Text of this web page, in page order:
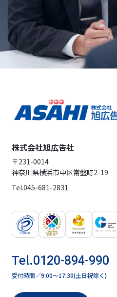
株式会社旭広告社
〒231-0014
神奈川県横浜市中区常盤町2-19
Tel.045-681-2831
Tel.0120-894-990
受付時間／9:00〜17:30(土日祝除く)